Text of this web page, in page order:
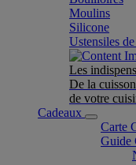
Moulins
Silicone
Ustensiles
Les
De la
de votre
Cadeaux
Carte
Guide